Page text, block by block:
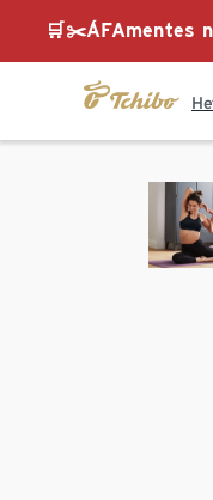
🛒✂️ÁFAmentes